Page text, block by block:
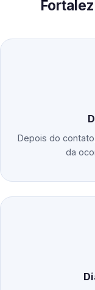
Depois do
da